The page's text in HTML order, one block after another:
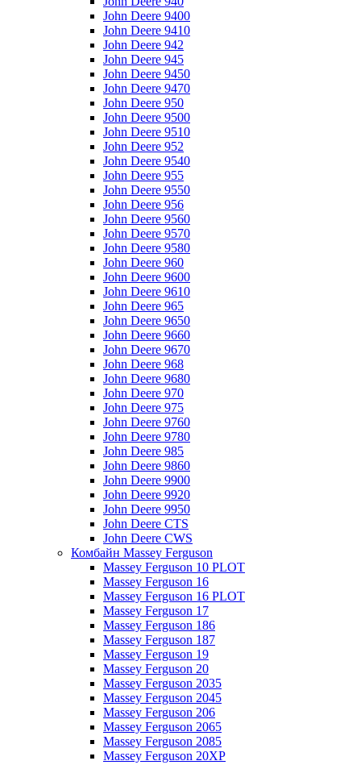
John Deere 9400
John Deere 9410
John Deere 942
John Deere 945
John Deere 9450
John Deere 9470
John Deere 950
John Deere 9500
John Deere 9510
John Deere 952
John Deere 9540
John Deere 955
John Deere 9550
John Deere 956
John Deere 9560
John Deere 9570
John Deere 9580
John Deere 960
John Deere 9600
John Deere 9610
John Deere 965
John Deere 9650
John Deere 9660
John Deere 9670
John Deere 968
John Deere 9680
John Deere 970
John Deere 975
John Deere 9760
John Deere 9780
John Deere 985
John Deere 9860
John Deere 9900
John Deere 9920
John Deere 9950
John Deere CTS
John Deere CWS
Комбайн Massey Ferguson
Massey Ferguson 10 PLOT
Massey Ferguson 16
Massey Ferguson 16 PLOT
Massey Ferguson 17
Massey Ferguson 186
Massey Ferguson 187
Massey Ferguson 19
Massey Ferguson 20
Massey Ferguson 2035
Massey Ferguson 2045
Massey Ferguson 206
Massey Ferguson 2065
Massey Ferguson 2085
Massey Ferguson 20XP